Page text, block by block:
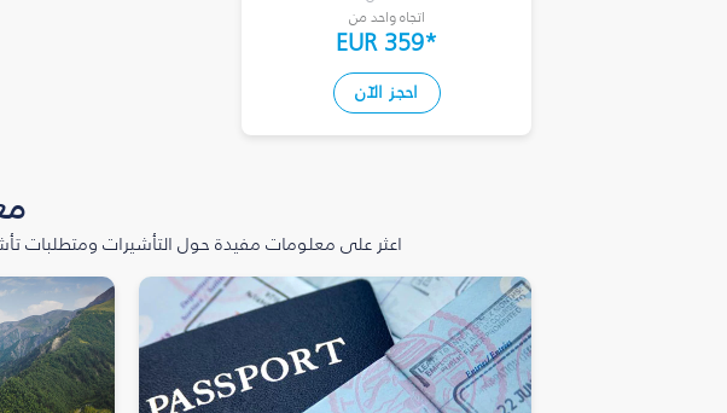
اتجاه واحد من
EUR 359*
احجز الآن
اعثر على معلومات مفيدة حول التأشيرات ومتطلبات